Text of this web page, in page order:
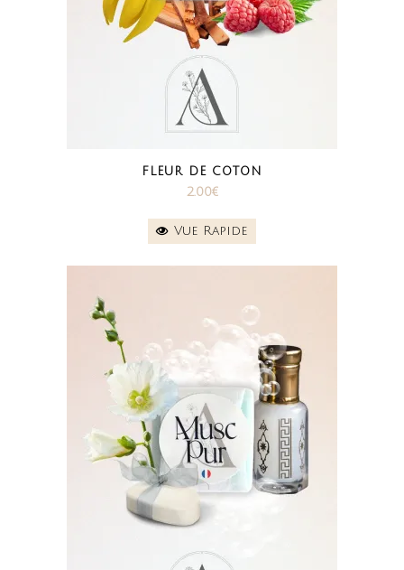
FLEUR DE COTON
2.00€
Vue Rapide